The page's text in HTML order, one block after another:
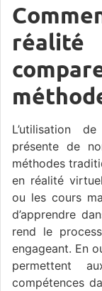
L’utilisation
présente de
méthodes
en réalité
ou les cours
d’apprendre
rend le
engageant. En
permettent
compétences